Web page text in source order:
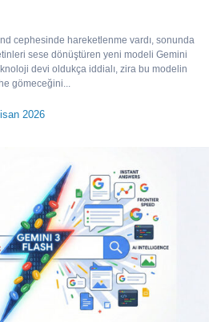
cephesinde hareketlenme vardı, sonunda
sese dönüştüren yeni modeli Gemini
devi oldukça iddialı, zira bu modelin
gömeceğini...
2026